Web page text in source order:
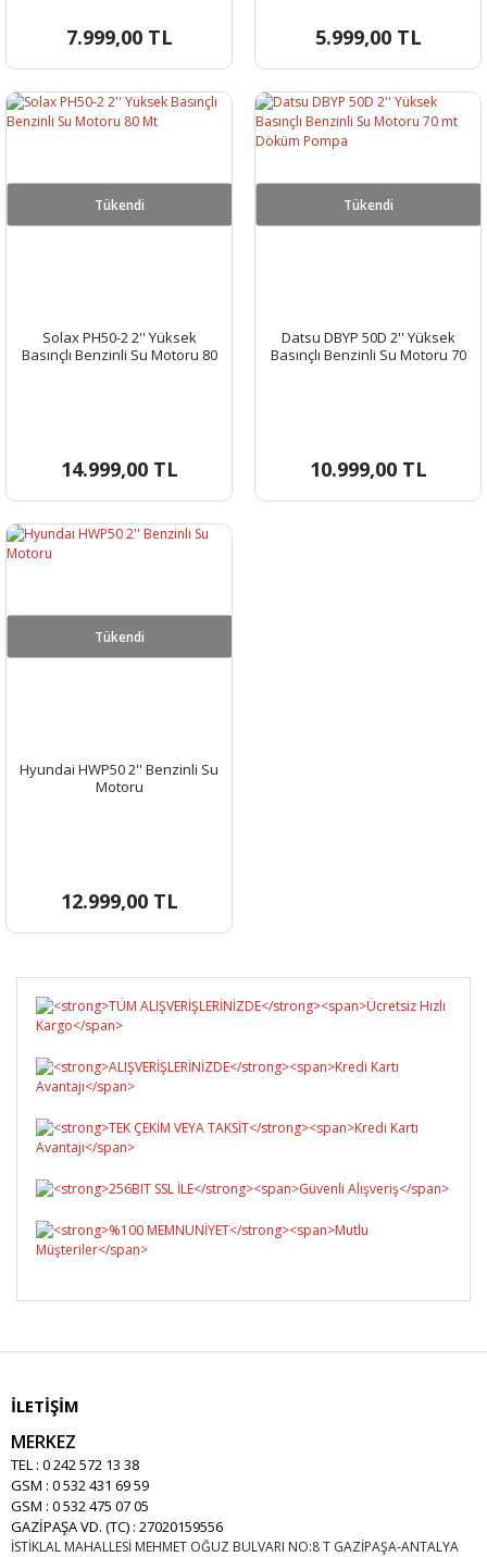
7.999,00 TL 5.999,00 TL
Tükendi
Solax PH50-2 2'' Yüksek
Basınçlı Benzinli Su Motoru 80
14.999,00 TL
Tükendi
Datsu DBYP 50D 2'' Yüksek
Basınçlı Benzinli Su Motoru 70
10.999,00 TL
Tükendi
Hyundai HWP50 2'' Benzinli Su
Motoru
12.999,00 TL
İLETİŞİM
MERKEZ
TEL : 0 242 572 13 38
GSM : 0 532 431 69 59
GSM : 0 532 475 07 05
GAZİPAŞA VD. (TC) : 27020159556
İSTİKLAL MAHALLESİ MEHMET OĞUZ BULVARI NO:8 T GAZİPAŞA-ANTALYA